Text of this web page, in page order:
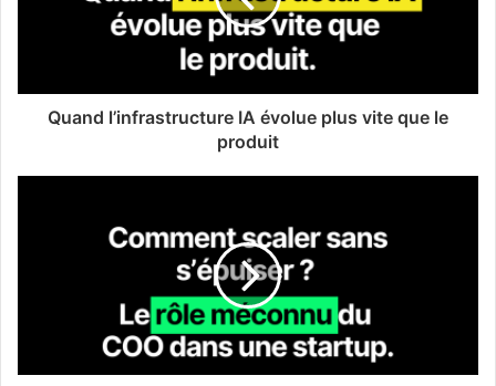
Quand l’infrastructure IA évolue plus vite que le
produit